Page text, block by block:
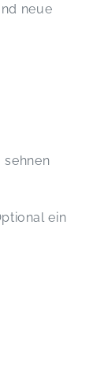
neue
sehnen
ein